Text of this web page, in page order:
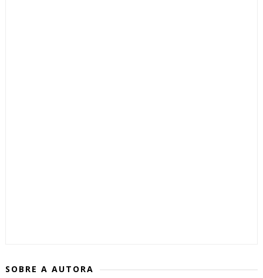
SOBRE A AUTORA